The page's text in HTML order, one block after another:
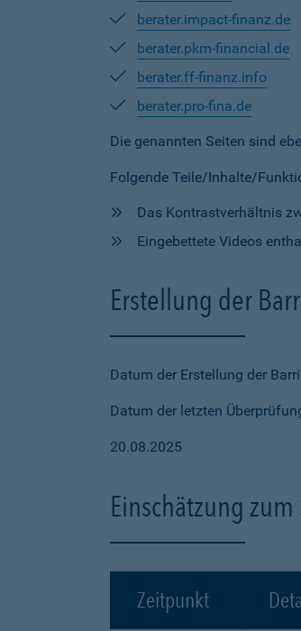
berater.impact-finanz.de
berater.pkm-financial.de
berater.ff-finanz.info
berater.pro-fina.de
Die genannten Seiten sind
Folgende Teile/Inhalte/
Das Kontrastverhältnis
Eingebettete Videos
Erstellung der
Datum der Erstellung der
Datum der letzten
20.08.2025
Einschätzung
Zeitpunkt